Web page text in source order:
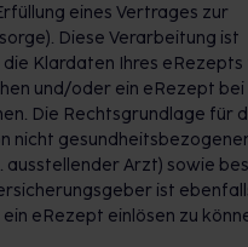
eines Vertrages zur
Diese Verarbeitung ist
Klardaten Ihres eRezepts
und/oder ein eRezept bei
Die Rechtsgrundlage für
nicht
ausstellender Arzt) sowie
ist
eRezept einlösen zu